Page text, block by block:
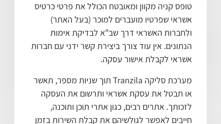
טופס קניה מקוון ומאובטח הכולל את פרטי כרטיס
אשראי שפרטיו מועברים למוכר (בעל האתר)
ולחברות האשראי דרך שב"א לבדיקת אימות
הנתונים. אין עוד צורך ביצירת קשר ידני עם חברות
אשראי לקבלת אישור עסקה.
מערכת סליקה Tranzila תוך שניות מספר, תאשר
או תבטל את עסקת אשראי ותרשום את העסקה
לזכותך. אתרים רבים, כגון אתרי תוכן ותוכנה,
חייבים לאפשר לגולשיהם את קבלת השירות בזמן